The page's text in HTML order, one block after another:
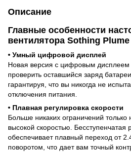
Описание
Главные особенности
вентилятора Sothing
• Умный цифровой дисплей
Новая версия с цифровым дисплеем
проверить оставшийся заряд
гарантируя, что вы никогда не
отключения питания.
• Плавная регулировка скорости
Больше никаких ограничений только
высокой скоростью. Бесступенчатая
обеспечивает плавный переход от
поворотом, что дает вам точный